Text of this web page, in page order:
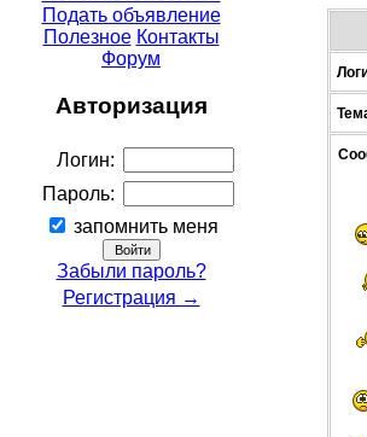
Подать объявление
Полезное Контакты
Форум
Авторизация
Логин:
Пароль:
запомнить меня
Забыли пароль?
Регистрация →